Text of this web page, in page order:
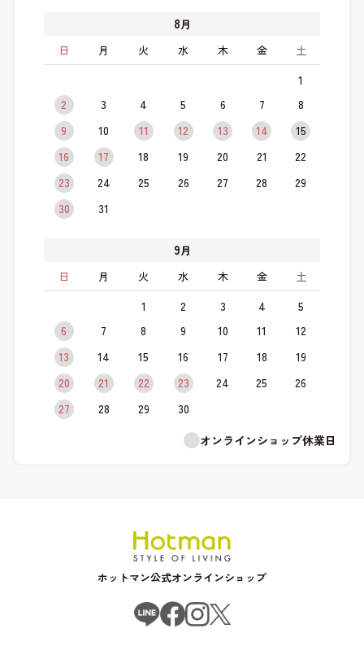
8月
日
月 火 水 木 金 土
1
2
3 4 5 6 7
8
9
10 11 12 13 14
15
16
17 18 19 20 21
22
23
24 25 26 27 28
29
30
31
9月
日
月 火 水 木 金 土
1 2 3 4
5
6
7 8 9 10 11
12
13
14 15 16 17 18
19
20
21 22 23 24 25
26
27
28 29
30
オンラインショップ休業日
ホットマン公式オンラインショップ